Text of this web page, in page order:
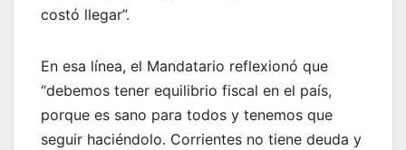
costó llegar”.
En esa línea, el Mandatario reflexionó que
“debemos tener equilibrio fiscal en el país,
porque es sano para todos y tenemos que
seguir haciéndolo. Corrientes no tiene deuda y